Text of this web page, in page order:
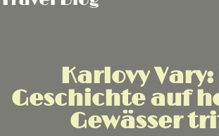
Karlovy Vary:
Geschichte auf
Gewässer